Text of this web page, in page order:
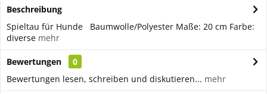
Beschreibung
Spieltau für Hunde Baumwolle/Polyester Maße: 20 cm Farbe:
diverse mehr
Bewertungen
0
Bewertungen lesen, schreiben und diskutieren... mehr